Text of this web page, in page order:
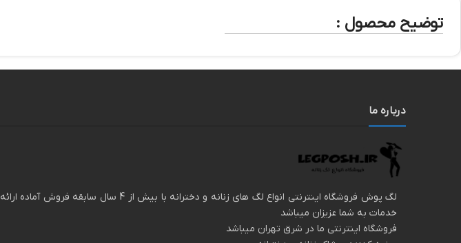
توضیح محصول :
درباره ما
لگ پوش فروشگاه اینترنتی انواع لگ های زنانه و دخترانه با بیش از 4 سال سابقه فروش آماده ارائه
خدمات به شما عزیزان میباشد
فروشگاه اینترنتی ما در شرق تهران میباشد